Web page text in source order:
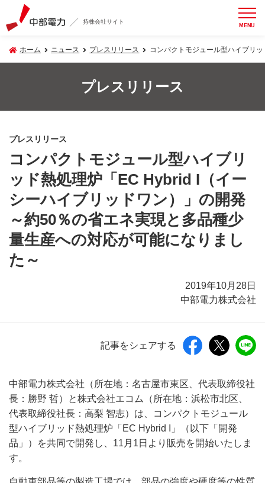
持株会社サイト MENU
ホーム ニュース プレスリリース コンパクトモジュール型ハイブリ
プレスリリース
プレスリリース
コンパクトモジュール型ハイブリ
ッド熱処理炉「EC Hybrid I（イー
シーハイブリッドワン）」の開発
～約50％の省エネ実現と多品種少
量生産への対応が可能になりまし
た～
2019年10月28日
中部電力株式会社
記事をシェアする
中部電力株式会社（所在地：名古屋市東区、代表取締役社
長：勝野 哲）と株式会社エコム（所在地：浜松市北区、
代表取締役社長：高梨 智志）は、コンパクトモジュール
型ハイブリッド熱処理炉「EC Hybrid I」（以下「開発
品」）を共同で開発し、11月1日より販売を開始いたしま
す。